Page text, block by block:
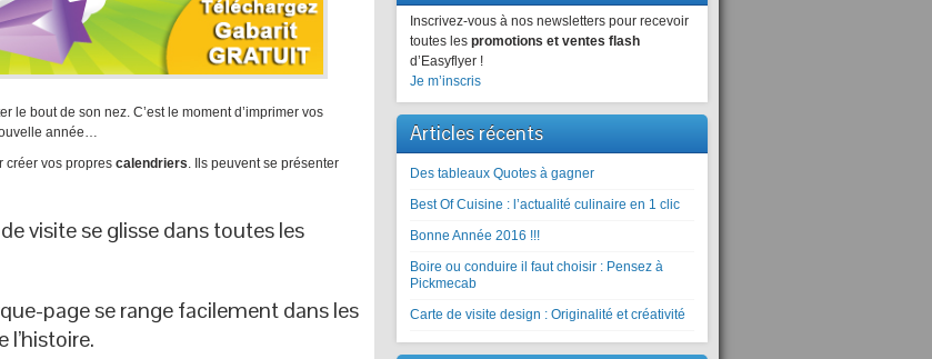
le bout de son nez. C’est le moment d’imprimer vos
année…
créer vos propres calendriers. Ils peuvent se présenter
visite se glisse dans toutes les
page se range facilement dans les
l’histoire.
Inscrivez-vous à nos newsletters pour recevoir
toutes les promotions et ventes flash
d’Easyflyer !
Je m’inscris
Articles récents
Des tableaux Quotes à gagner
Best Of Cuisine : l’actualité culinaire en 1 clic
Bonne Année 2016 !!!
Boire ou conduire il faut choisir : Pensez à
Pickmecab
Carte de visite design : Originalité et créativité